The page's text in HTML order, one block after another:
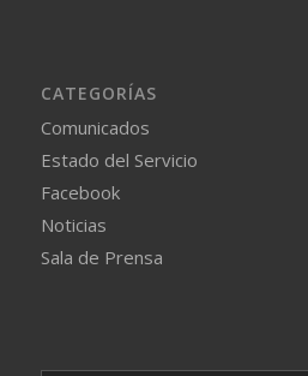
CATEGORÍAS
Comunicados
Estado del Servicio
Facebook
Noticias
Sala de Prensa